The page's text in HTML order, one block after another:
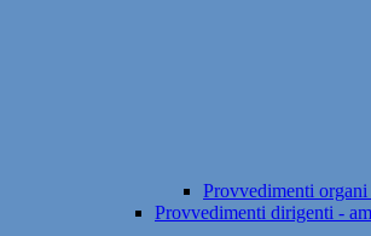
Provvedimenti
Provvedimenti dirigenti -